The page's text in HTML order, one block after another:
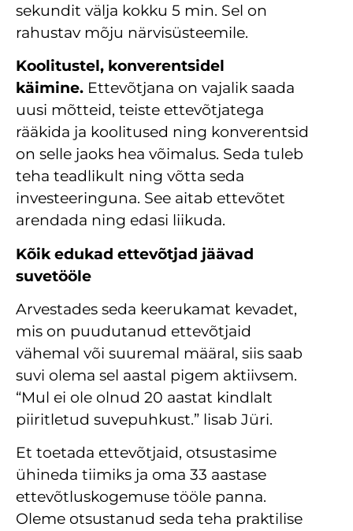
sekundit välja kokku 5 min. Sel on
rahustav mõju närvisüsteemile.
Koolitustel, konverentsidel
käimine. Ettevõtjana on vajalik saada
uusi mõtteid, teiste ettevõtjatega
rääkida ja koolitused ning konverentsid
on selle jaoks hea võimalus. Seda tuleb
teha teadlikult ning võtta seda
investeeringuna. See aitab ettevõtet
arendada ning edasi liikuda.
Kõik edukad ettevõtjad jäävad
suvetööle
Arvestades seda keerukamat kevadet,
mis on puudutanud ettevõtjaid
vähemal või suuremal määral, siis saab
suvi olema sel aastal pigem aktiivsem.
“Mul ei ole olnud 20 aastat kindlalt
piiritletud suvepuhkust.” lisab Jüri.
Et toetada ettevõtjaid, otsustasime
ühineda tiimiks ja oma 33 aastase
ettevõtluskogemuse tööle panna.
Oleme otsustanud seda teha praktilise